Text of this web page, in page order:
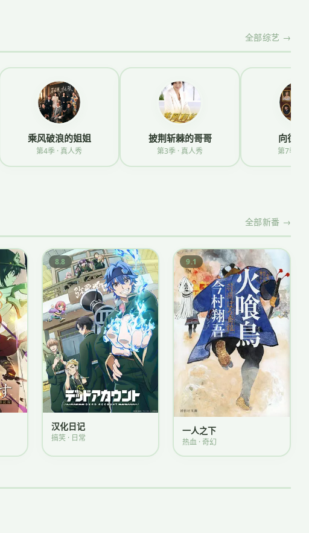
全部综艺 →
乘风破浪的姐姐
第4季 · 真人秀
披荆斩棘的哥哥
第3季 · 真人秀
向往的
第7季 ·
全部新番 →
8.8
汉化日记
搞笑 · 日常
9.1
一人之下
热血 · 奇幻